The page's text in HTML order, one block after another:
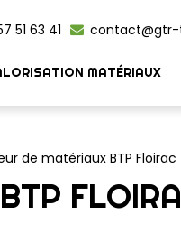
51 63 41
MATÉRIAUX
de matériaux BTP Floirac